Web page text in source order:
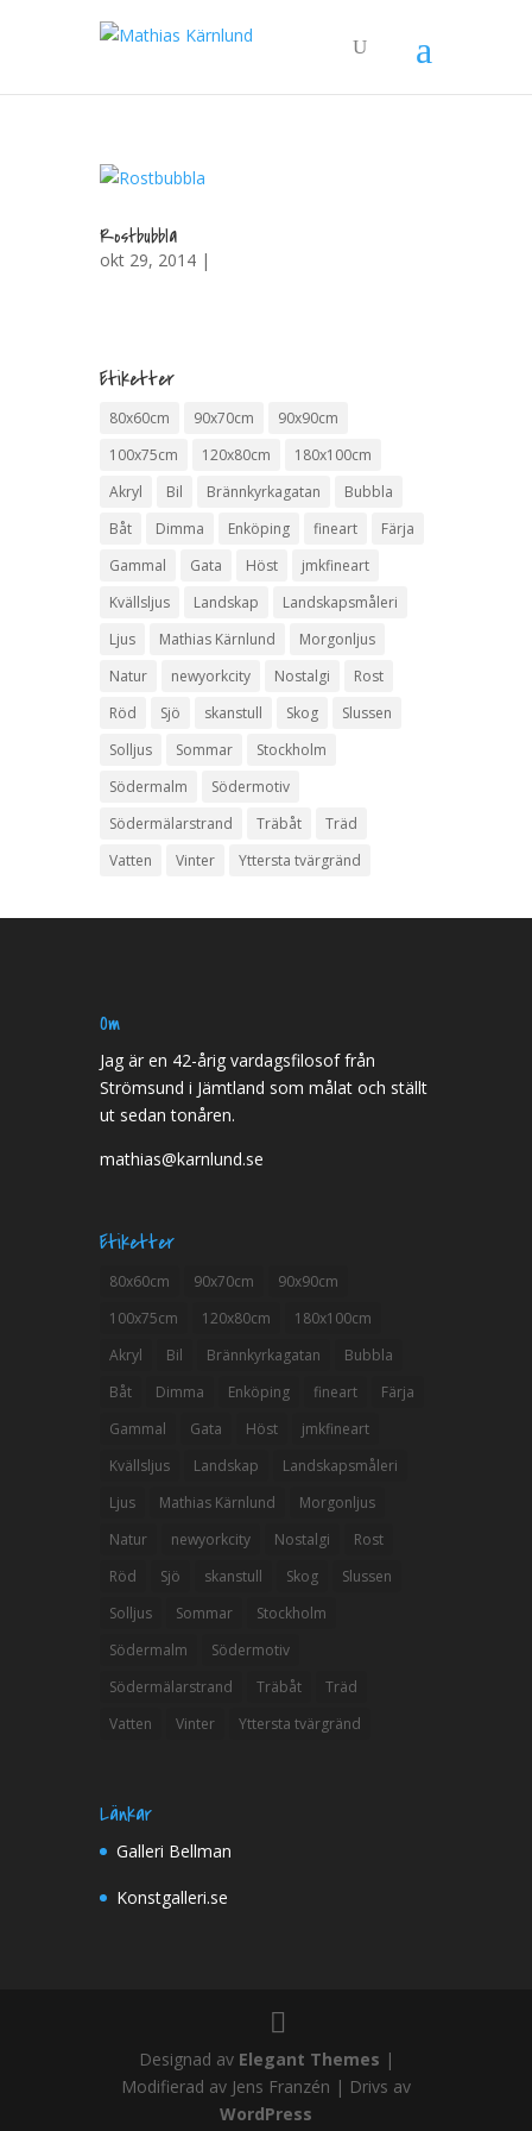
Rostbubbla
okt 29, 2014 |
Etiketter
80x60cm 90x70cm
90x90cm
100x75cm
120x80cm
180x100cm
Akryl
Bil Brännkyrkagatan
Bubbla
Båt
Dimma Enköping fineart
Färja
Gammal
Gata Höst
jmkfineart
Kvällsljus
Landskap
Landskapsmåleri
Ljus
Mathias Kärnlund
Morgonljus
Natur
newyorkcity Nostalgi
Rost
Röd
Sjö skanstull Skog
Slussen
Solljus
Sommar
Stockholm
Södermalm
Södermotiv
Södermälarstrand
Träbåt
Träd
Vatten
Vinter Yttersta tvärgränd
Om
Jag är en 42-årig vardagsfilosof från
Strömsund i Jämtland som målat och ställt
ut sedan tonåren.
mathias@karnlund.se
Etiketter
80x60cm 90x70cm
90x90cm
100x75cm
120x80cm
180x100cm
Akryl
Bil Brännkyrkagatan
Bubbla
Båt
Dimma Enköping fineart
Färja
Gammal
Gata Höst
jmkfineart
Kvällsljus
Landskap
Landskapsmåleri
Ljus
Mathias Kärnlund
Morgonljus
Natur
newyorkcity Nostalgi
Rost
Röd
Sjö skanstull Skog
Slussen
Solljus
Sommar
Stockholm
Södermalm
Södermotiv
Södermälarstrand
Träbåt
Träd
Vatten
Vinter Yttersta tvärgränd
Länkar
Galleri Bellman
Konstgalleri.se
Designad av Elegant Themes |
Modifierad av Jens Franzén | Drivs av
WordPress